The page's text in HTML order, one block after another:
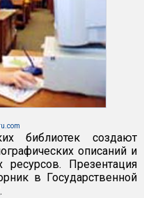
библиотек создают
описаний и
ресурсов. Презентация
в Государственной
.